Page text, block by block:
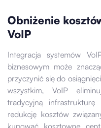
Obniżenie
VoIP
Integracja systemów
biznesowym może
przyczynić się do
wszystkim, VoIP
tradycyjną infrastrukturę
redukcję kosztów